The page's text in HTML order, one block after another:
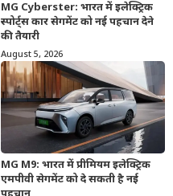
MG Cyberster: भारत में इलेक्ट्रिक
स्पोर्ट्स कार सेगमेंट को नई पहचान देने
की तैयारी
August 5, 2026
MG M9: भारत में प्रीमियम इलेक्ट्रिक
एमपीवी सेगमेंट को दे सकती है नई